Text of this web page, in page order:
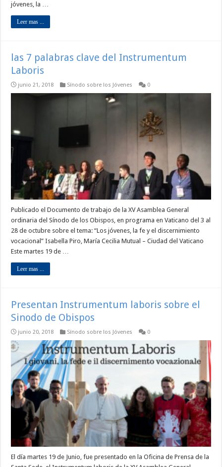
jóvenes, la …
Leer mas ...
las 7 palabras clave del Instrumentum
Laboris
junio 21, 2018 Sínodo sobre los Jóvenes 0
Publicado el Documento de trabajo de la XV Asamblea General
ordinaria del Sínodo de los Obispos, en programa en Vaticano del 3 al
28 de octubre sobre el tema: “Los jóvenes, la fe y el discernimiento
vocacional” Isabella Piro, María Cecilia Mutual – Ciudad del Vaticano
Este martes 19 de …
Leer mas ...
Presentan Instrumentum laboris sobre el
Sinodo de Obispos
junio 20, 2018 Sínodo sobre los Jóvenes 0
El día martes 19 de Junio, fue presentado en la Oficina de Prensa de la